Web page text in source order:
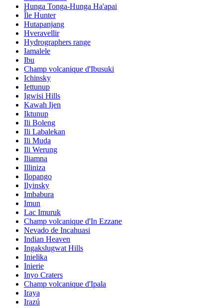
Hunga Tonga-Hunga Ha'apai
Île Hunter
Hutapanjang
Hveravellir
Hydrographers range
Iamalele
Ibu
Champ volcanique d'Ibusuki
Ichinsky
Iettunup
Igwisi Hills
Kawah Ijen
Iktunup
Ili Boleng
Ili Labalekan
Ili Muda
Ili Werung
Iliamna
Illiniza
Ilopango
Ilyinsky
Imbabura
Imun
Lac Imuruk
Champ volcanique d'In Ezzane
Nevado de Incahuasi
Indian Heaven
Ingakslugwat Hills
Inielika
Inierie
Inyo Craters
Champ volcanique d'Ipala
Iraya
Irazú